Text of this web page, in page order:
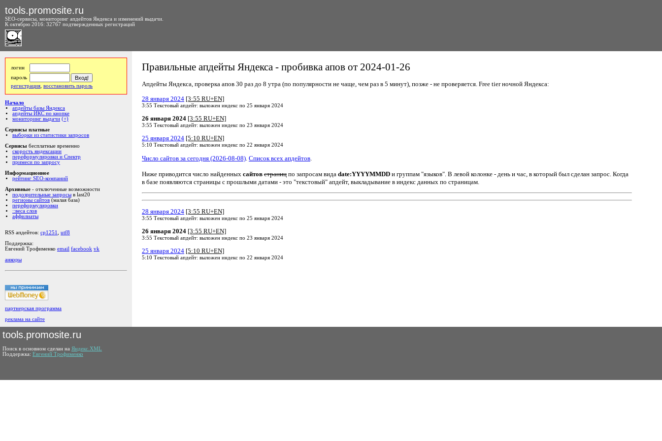
tools.promosite.ru
SEO-сервисы, мониторинг апдейтов Яндекса и изменений выдачи.
К октябрю 2016: 32767 подтвержденных регистраций
логин
пароль
регистрация восстановить пароль
Начало
апдейты базы Яндекса
апдейты ИКС по кнопке
мониторинг выдачи (+)
Сервисы платные
выборки из статистики запросов
Сервисы бесплатные временно
скорость яндексации
переформулировки и Спектр
примеси по запросу
Информационное
рейтинг SEO-компаний
Архивные - отключенные возможности
подозрительные запросы в last20
регионы сайтов (малая база)
переформулировки
::веса слов
аффилиаты
RSS апдейтов: cp1251
utf8
Поддержка:
Евгений Трофименко email facebook vk
анкоры
партнерская программа
реклама на сайте
Правильные апдейты Яндекса - пробивка апов от 2024-01-26
Апдейты Яндекса, проверка апов 30 раз до 8 утра (по популярности не чаще, чем раз в 5 минут), позже - не проверяется. Free tier ночной Яндекса:
28 января 2024 [3:55 RU+EN]
3:55 Текстовый апдейт: выложен индекс по 25 января 2024
26 января 2024 [3:55 RU+EN]
3:55 Текстовый апдейт: выложен индекс по 23 января 2024
25 января 2024 [5:10 RU+EN]
5:10 Текстовый апдейт: выложен индекс по 22 января 2024
Число сайтов за сегодня (2026-08-08) Список всех апдейтов
Ниже приводится число найденных сайтов страниц по запросам вида date:YYYYMMDD и группам "языков". В левой колонке - день и час, в который был сделан запрос. Когда
в базе появляются страницы с прошлыми датами - это "текстовый" апдейт, выкладывание в индекс данных по страницам.
28 января 2024 [3:55 RU+EN]
3:55 Текстовый апдейт: выложен индекс по 25 января 2024
26 января 2024 [3:55 RU+EN]
3:55 Текстовый апдейт: выложен индекс по 23 января 2024
25 января 2024 [5:10 RU+EN]
5:10 Текстовый апдейт: выложен индекс по 22 января 2024
tools.promosite.ru
Поиск в основном сделан на Яндекс.XML
Поддержка: Евгений Трофименко